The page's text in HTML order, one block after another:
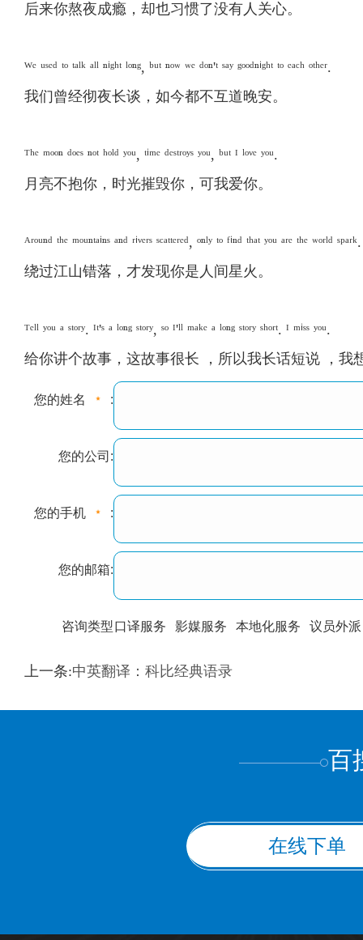
后来你熬夜成瘾，却也习惯了没有人关心。
ᵂᵉ ᵘˢᵉᵈ ᵗᵒ ᵗᵃˡᵏ ᵃˡˡ ⁿⁱᵍʰᵗ ˡᵒⁿᵍ, ᵇᵘᵗ ⁿᵒʷ ʷᵉ ᵈᵒⁿ'ᵗ ˢᵃʸ ᵍᵒᵒᵈⁿⁱᵍʰᵗ ᵗᵒ ᵉᵃᶜʰ ᵒᵗʰᵉʳ.
我们曾经彻夜长谈，如今都不互道晚安。
ᵀʰᵉ ᵐᵒᵒⁿ ᵈᵒᵉˢ ⁿᵒᵗ ʰᵒˡᵈ ʸᵒᵘ, ᵗⁱᵐᵉ ᵈᵉˢᵗʳᵒʸˢ ʸᵒᵘ, ᵇᵘᵗ ᴵ ˡᵒᵛᵉ ʸᵒᵘ.
月亮不抱你，时光摧毁你，可我爱你。
ᴬʳᵒᵘⁿᵈ ᵗʰᵉ ᵐᵒᵘⁿᵗᵃⁱⁿˢ ᵃⁿᵈ ʳⁱᵛᵉʳˢ ˢᶜᵃᵗᵗᵉʳᵉᵈ, ᵒⁿˡʸ ᵗᵒ ᶠⁱⁿᵈ ᵗʰᵃᵗ ʸᵒᵘ ᵃʳᵉ ᵗʰᵉ ʷᵒʳˡᵈ ˢᵖᵃʳᵏ.
绕过江山错落，才发现你是人间星火。
ᵀᵉˡˡ ʸᵒᵘ ᵃ ˢᵗᵒʳʸ. ᴵᵗ'ˢ ᵃ ˡᵒⁿᵍ ˢᵗᵒʳʸ, ˢᵒ ᴵ'ˡˡ ᵐᵃᵏᵉ ᵃ ˡᵒⁿᵍ ˢᵗᵒʳʸ ˢʰᵒʳᵗ. ᴵ ᵐⁱˢˢ ʸᵒᵘ.
给你讲个故事，这故事很长 ，所以我长话短说 ，我
您的姓名 :
您的公司:
您的手机 :
您的邮箱:
咨询类型口译服务 影媒服务 本地化服务 议员外派
训翻译 标准级 专业级
上一条:中英翻译：科比经典语录
百
在线下单